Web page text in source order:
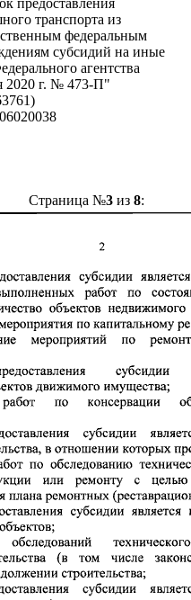
предоставления
транспорта из
федеральным
субсидий на иные
агентства
2020 г. № 473-П"
Страница №3из 8: